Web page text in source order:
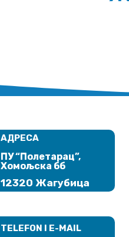
АДРЕСА
ПУ “Полетарац”,
Хомољска бб
12320 Жагубица
TELEFON I E-MAIL